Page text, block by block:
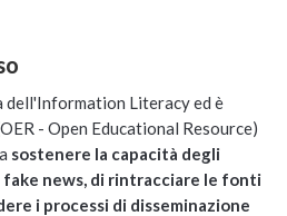
dell'Information Literacy ed è
- Open Educational Resource)
sostenere la capacità degli
news, di rintracciare le fonti
i processi di disseminazione